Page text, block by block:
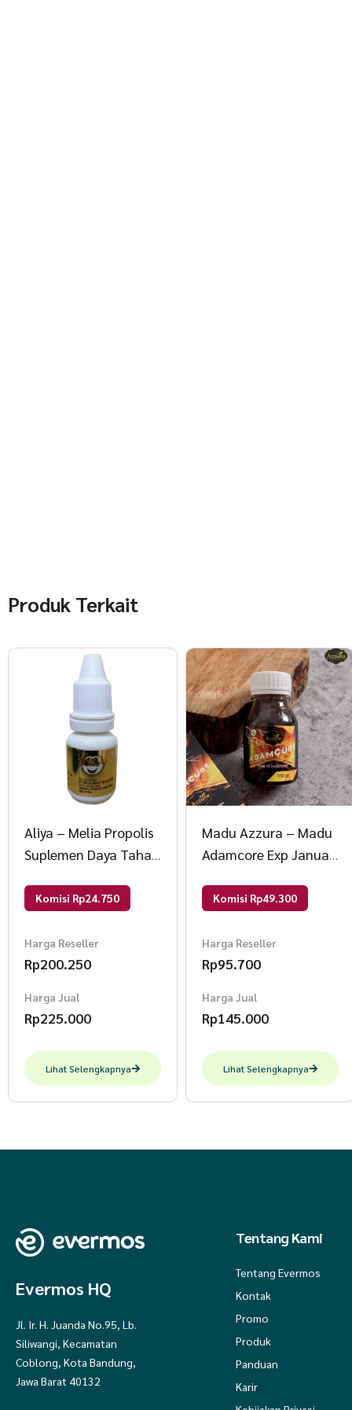
Produk Terkait
Aliya – Melia Propolis
Suplemen Daya Tahan
Komisi Rp24.750
Harga Reseller
Rp200.250
Harga Jual
Rp225.000
Lihat Selengkapnya
Madu Azzura – Madu
Adamcore Exp Januari
Komisi Rp49.300
Harga Reseller
Rp95.700
Harga Jual
Rp145.000
Lihat Selengkapnya
Evermos HQ
Jl. Ir. H. Juanda No.95, Lb.
Siliwangi, Kecamatan
Coblong, Kota Bandung,
Jawa Barat 40132
Tentang Kami
Tentang Evermos
Kontak
Promo
Produk
Panduan
Karir